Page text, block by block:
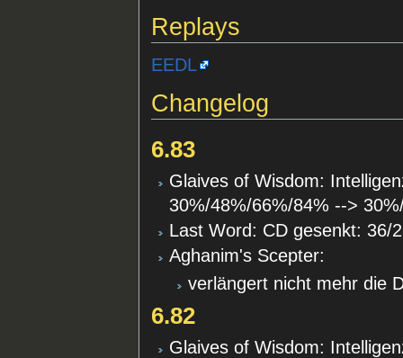
Replays
EEDL
Changelog
6.83
Glaives of Wisdom:
30%/48%/66%/84% -->
Last Word: CD gesenkt: 36/
Aghanim's Scepter:
verlängert nicht mehr die
6.82
Glaives of Wisdom: